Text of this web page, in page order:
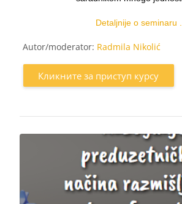
Detaljnije o seminaru ...
Autor/moderator: Radmila Nikolić
Кликните за приступ курсу